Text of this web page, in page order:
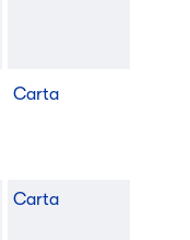
Carta
Carta